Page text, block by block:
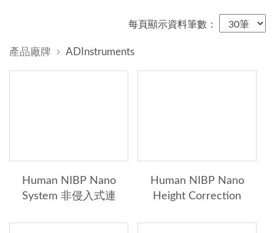
認知實驗/衡鑑
每頁顯示資料筆數：
產品廠牌 ADInstruments
Human NIBP Nano
System 非侵入式連
Human NIBP Nano
Height Correction
度校正器